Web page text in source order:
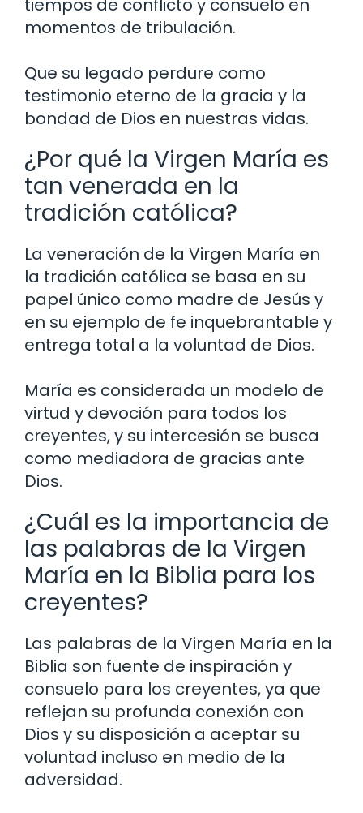
tiempos de conflicto y consuelo en
momentos de tribulación.
Que su legado perdure como
testimonio eterno de la gracia y la
bondad de Dios en nuestras vidas.
¿Por qué la Virgen María es
tan venerada en la
tradición católica?
La veneración de la Virgen María en
la tradición católica se basa en su
papel único como madre de Jesús y
en su ejemplo de fe inquebrantable y
entrega total a la voluntad de Dios.
María es considerada un modelo de
virtud y devoción para todos los
creyentes, y su intercesión se busca
como mediadora de gracias ante
Dios.
¿Cuál es la importancia de
las palabras de la Virgen
María en la Biblia para los
creyentes?
Las palabras de la Virgen María en la
Biblia son fuente de inspiración y
consuelo para los creyentes, ya que
reflejan su profunda conexión con
Dios y su disposición a aceptar su
voluntad incluso en medio de la
adversidad.